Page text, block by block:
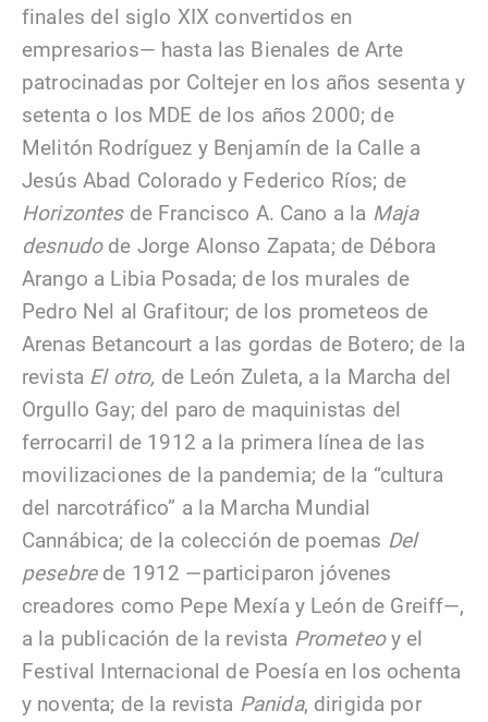
finales del siglo XIX convertidos en
empresarios— hasta las Bienales de Arte
patrocinadas por Coltejer en los años sesenta y
setenta o los MDE de los años 2000; de
Melitón Rodríguez y Benjamín de la Calle a
Jesús Abad Colorado y Federico Ríos; de
Horizontesde Francisco A. Cano a la Maja
desnudode Jorge Alonso Zapata; de Débora
Arango a Libia Posada; de los murales de
Pedro Nel al Grafitour; de los prometeos de
Arenas Betancourt a las gordas de Botero; de la
revista El otro, de León Zuleta, a la Marcha del
Orgullo Gay; del paro de maquinistas del
ferrocarril de 1912 a la primera línea de las
movilizaciones de la pandemia; de la “cultura
del narcotráfico” a la Marcha Mundial
Cannábica; de la colección de poemas Del
pesebrede 1912 —participaron jóvenes
creadores como Pepe Mexía y León de Greiff—,
a la publicación de la revista Prometeoy el
Festival Internacional de Poesía en los ochenta
y noventa; de la revista Panida, dirigida por